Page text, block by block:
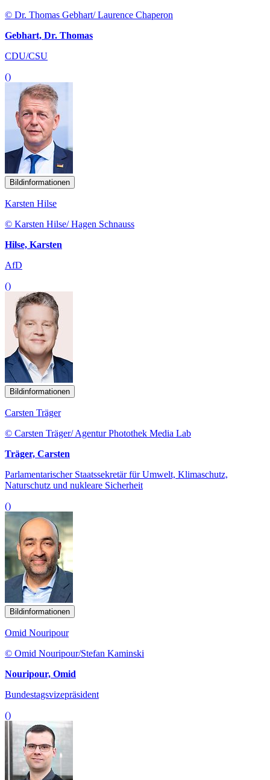
© Dr. Thomas Gebhart/ Laurence Chaperon
Gebhart, Dr. Thomas
CDU/CSU
()
Bildinformationen
Karsten Hilse
© Karsten Hilse/ Hagen Schnauss
Hilse, Karsten
AfD
()
Bildinformationen
Carsten Träger
© Carsten Träger/ Agentur Photothek Media Lab
Träger, Carsten
Parlamentarischer Staatssekretär für Umwelt, Klimaschutz,
Naturschutz und nukleare Sicherheit
()
Bildinformationen
Omid Nouripour
© Omid Nouripour/Stefan Kaminski
Nouripour, Omid
Bundestagsvizepräsident
()